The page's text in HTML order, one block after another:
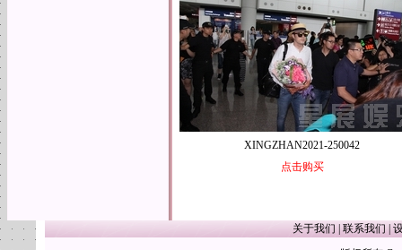
XINGZHAN2021-250042
点击购买
关于我们 联系我们